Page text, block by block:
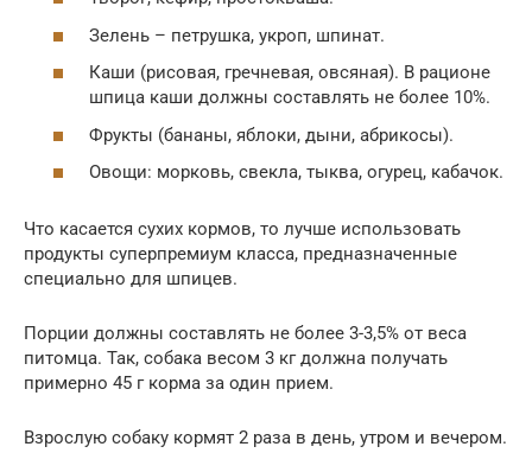
Зелень – петрушка, укроп, шпинат.
Каши (рисовая, гречневая, овсяная). В рационе
шпица каши должны составлять не более 10%.
Фрукты (бананы, яблоки, дыни, абрикосы).
Овощи: морковь, свекла, тыква, огурец, кабачок.
Что касается сухих кормов, то лучше использовать
продукты суперпремиум класса, предназначенные
специально для шпицев.
Порции должны составлять не более 3-3,5% от веса
питомца. Так, собака весом 3 кг должна получать
примерно 45 г корма за один прием.
Взрослую собаку кормят 2 раза в день, утром и вечером.